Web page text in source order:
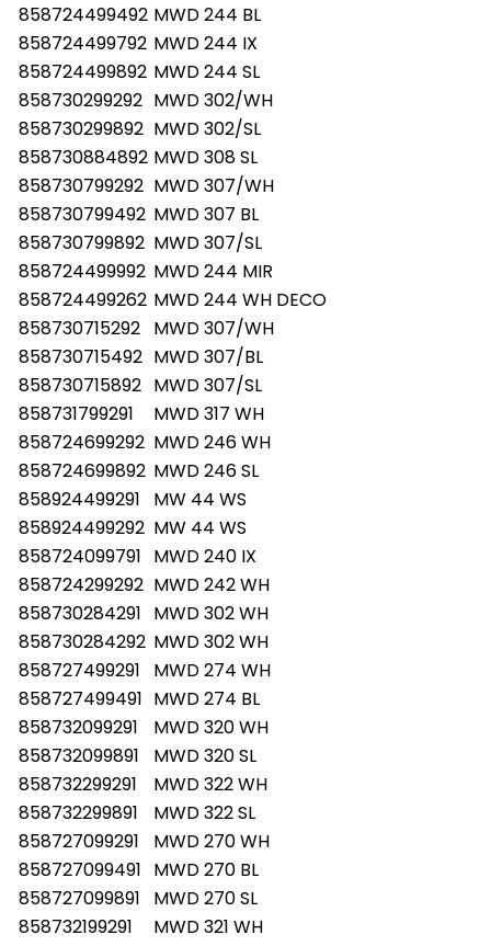
858724499492 MWD 244 BL
858724499792 MWD 244 IX
858724499892 MWD 244 SL
858730299292 MWD 302/WH
858730299892 MWD 302/SL
858730884892 MWD 308 SL
858730799292 MWD 307/WH
858730799492 MWD 307 BL
858730799892 MWD 307/SL
858724499992 MWD 244 MIR
858724499262 MWD 244 WH DECO
858730715292 MWD 307/WH
858730715492 MWD 307/BL
858730715892 MWD 307/SL
858731799291
MWD 317 WH
858724699292 MWD 246 WH
858724699892 MWD 246 SL
858924499291
MW 44 WS
858924499292 MW 44 WS
858724099791 MWD 240 IX
858724299292 MWD 242 WH
858730284291 MWD 302 WH
858730284292 MWD 302 WH
858727499291
MWD 274 WH
858727499491 MWD 274 BL
858732099291
MWD 320 WH
858732099891
MWD 320 SL
858732299291
MWD 322 WH
858732299891
MWD 322 SL
858727099291
MWD 270 WH
858727099491 MWD 270 BL
858727099891
MWD 270 SL
858732199291
MWD 321 WH